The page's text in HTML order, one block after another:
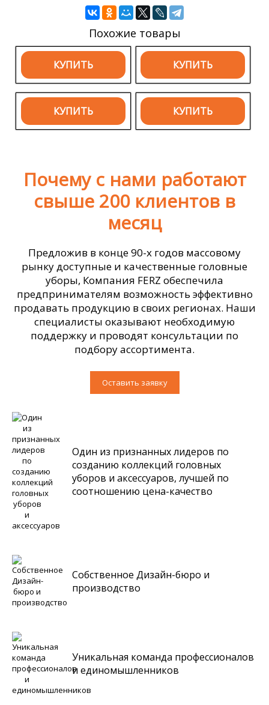
Похожие товары
КУПИТЬ КУПИТЬ
КУПИТЬ КУПИТЬ
Почему с нами работают
свыше 200 клиентов в
месяц
Предложив в конце 90-х годов массовому
рынку доступные и качественные головные
уборы, Компания FERZ обеспечила
предпринимателям возможность эффективно
продавать продукцию в своих регионах. Наши
специалисты оказывают необходимую
поддержку и проводят консультации по
подбору ассортимента.
Оставить заявку
Один из признанных лидеров по
созданию коллекций головных
уборов и аксессуаров, лучшей по
соотношению цена-качество
Собственное Дизайн-бюро и
производство
Уникальная команда профессионалов
и единомышленников